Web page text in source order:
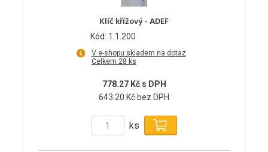
Klíč křížový - ADEF
Kód: 1.1.200
V e-shopu skladem na dotaz
Celkem 28 ks
778.27 Kč s DPH
643.20 Kč bez DPH
ks